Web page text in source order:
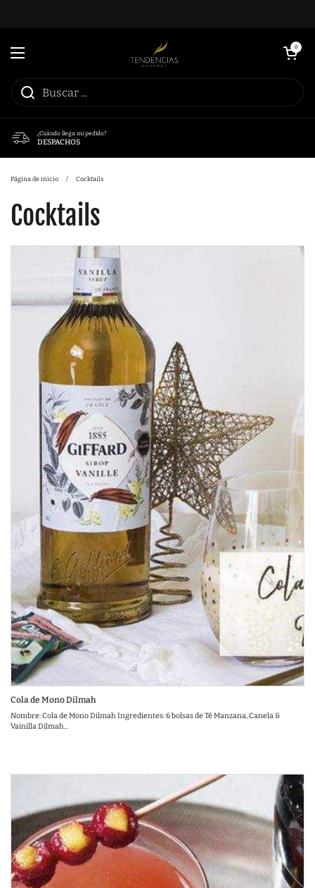
Abrir menú
Abrir carrito
0
¿Cuándo llega mi pedido?
DESPACHOS
Página de inicio / Cocktails
Cocktails
Cola de Mono Dilmah
Nombre: Cola de Mono Dilmah Ingredientes: 6 bolsas de Té Manzana, Canela &
Vainilla Dilmah...